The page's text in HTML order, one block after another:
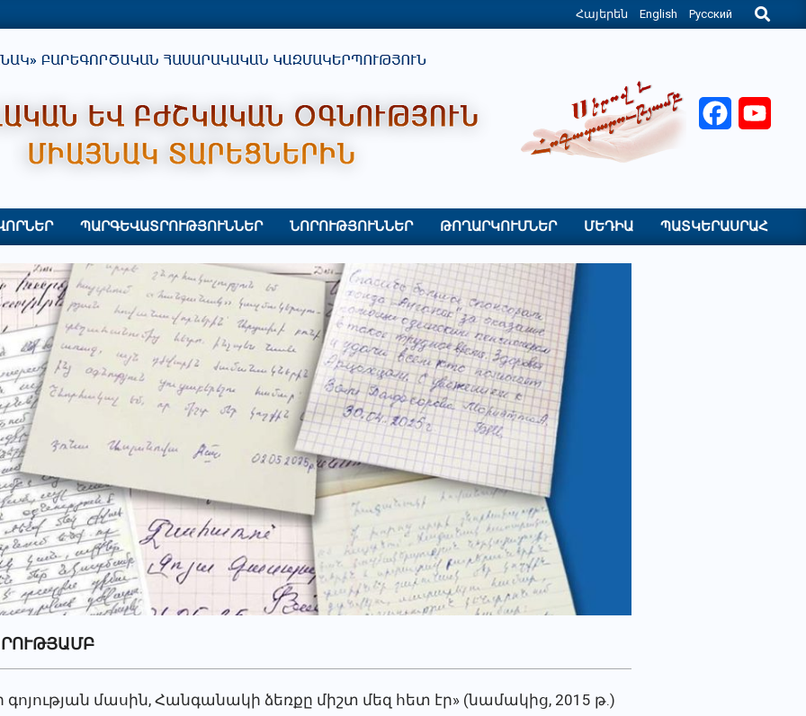
Հայերեն English Русский
Search
Facebook
Primary
Menu
ՊԱՐԳԵՎԱՏՐՈՒԹՅՈՒՆՆԵՐ ՆՈՐՈՒԹՅՈՒՆՆԵՐ ԹՈՂԱՐԿՈՒՄՆԵՐ ՄԵԴԻԱ ՊԱՏԿԵՐԱՍՐԱՀ
գոյության մասին, Հանգանակի ձեռքը միշտ մեզ հետ էր» (նամակից, 2015 թ.)